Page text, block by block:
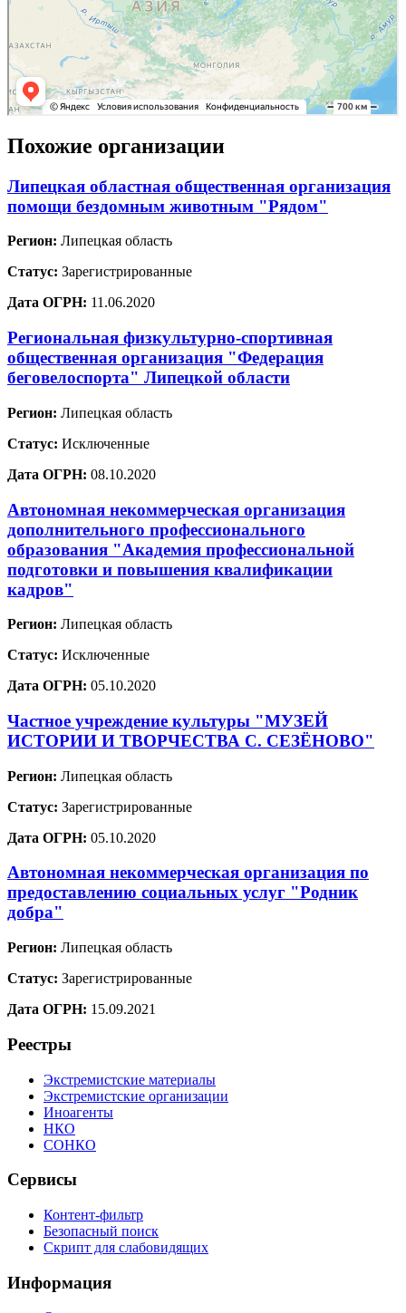
Похожие организации
Липецкая областная общественная организация
помощи бездомным животным "Рядом"
Регион: Липецкая область
Статус: Зарегистрированные
Дата ОГРН: 11.06.2020
Региональная физкультурно-спортивная
общественная организация "Федерация
беговелоспорта" Липецкой области
Регион: Липецкая область
Статус: Исключенные
Дата ОГРН: 08.10.2020
Автономная некоммерческая организация
дополнительного профессионального
образования "Академия профессиональной
подготовки и повышения квалификации
кадров"
Регион: Липецкая область
Статус: Исключенные
Дата ОГРН: 05.10.2020
Частное учреждение культуры "МУЗЕЙ
ИСТОРИИ И ТВОРЧЕСТВА С. СЕЗЁНОВО"
Регион: Липецкая область
Статус: Зарегистрированные
Дата ОГРН: 05.10.2020
Автономная некоммерческая организация по
предоставлению социальных услуг "Родник
добра"
Регион: Липецкая область
Статус: Зарегистрированные
Дата ОГРН: 15.09.2021
Реестры
Экстремистские материалы
Экстремистские организации
Иноагенты
НКО
СОНКО
Сервисы
Контент-фильтр
Безопасный поиск
Скрипт для слабовидящих
Информация